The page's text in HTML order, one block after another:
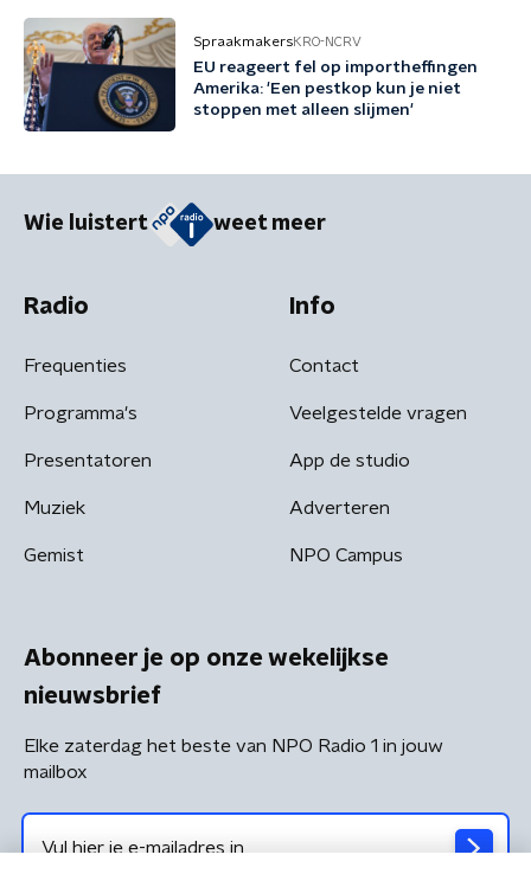
SpraakmakersKRO-NCRV
EU reageert fel op importheffingen
Amerika: 'Een pestkop kun je niet
stoppen met alleen slijmen'
Wie luistert weet meer
Radio
Frequenties
Programma's
Presentatoren
Muziek
Gemist
Info
Contact
Veelgestelde vragen
App de studio
Adverteren
NPO Campus
Abonneer je op onze wekelijkse
nieuwsbrief
Elke zaterdag het beste van NPO Radio 1 in jouw
mailbox